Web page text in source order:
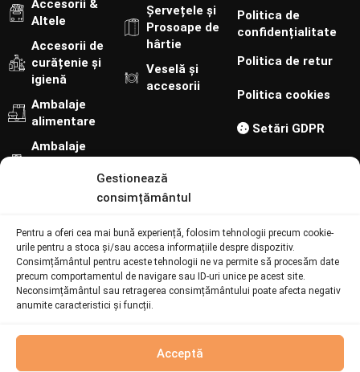
Gestionează
consimțământul
Pentru a oferi cea mai bună experiență, folosim tehnologii precum cookie-
urile pentru a stoca și/sau accesa informațiile despre dispozitiv.
Consimțământul pentru aceste tehnologii ne va permite să procesăm date
precum comportamentul de navigare sau ID-uri unice pe acest site.
Neconsimțământul sau retragerea consimțământului poate afecta negativ
anumite caracteristici și funcții.
Acceptă
Accesorii &
Altele
Accesorii de
curățenie și
igienă
Ambalaje
alimentare
Ambalaje
Șervețele și
Prosoape de
hârtie
Veselă și
accesorii
Politica de
confidențialitate
Politica de retur
Politica cookies
Setări GDPR
Urmărește-ne pe:
Contact
073 094 6692
online@batiatus.ro
Șoseaua București - Urziceni 259, Afumați 901003